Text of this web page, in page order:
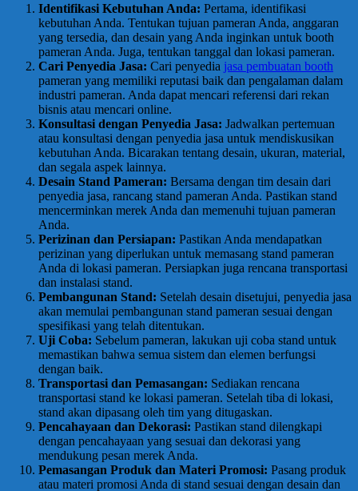
Identifikasi Kebutuhan Anda: Pertama, identifikasi
kebutuhan Anda. Tentukan tujuan pameran Anda, anggaran
yang tersedia, dan desain yang Anda inginkan untuk booth
pameran Anda. Juga, tentukan tanggal dan lokasi pameran.
Cari Penyedia Jasa: Cari penyedia jasa pembuatan booth
pameran yang memiliki reputasi baik dan pengalaman dalam
industri pameran. Anda dapat mencari referensi dari rekan
bisnis atau mencari online.
Konsultasi dengan Penyedia Jasa: Jadwalkan pertemuan
atau konsultasi dengan penyedia jasa untuk mendiskusikan
kebutuhan Anda. Bicarakan tentang desain, ukuran, material,
dan segala aspek lainnya.
Desain Stand Pameran: Bersama dengan tim desain dari
penyedia jasa, rancang stand pameran Anda. Pastikan stand
mencerminkan merek Anda dan memenuhi tujuan pameran
Anda.
Perizinan dan Persiapan: Pastikan Anda mendapatkan
perizinan yang diperlukan untuk memasang stand pameran
Anda di lokasi pameran. Persiapkan juga rencana transportasi
dan instalasi stand.
Pembangunan Stand: Setelah desain disetujui, penyedia jasa
akan memulai pembangunan stand pameran sesuai dengan
spesifikasi yang telah ditentukan.
Uji Coba: Sebelum pameran, lakukan uji coba stand untuk
memastikan bahwa semua sistem dan elemen berfungsi
dengan baik.
Transportasi dan Pemasangan: Sediakan rencana
transportasi stand ke lokasi pameran. Setelah tiba di lokasi,
stand akan dipasang oleh tim yang ditugaskan.
Pencahayaan dan Dekorasi: Pastikan stand dilengkapi
dengan pencahayaan yang sesuai dan dekorasi yang
mendukung pesan merek Anda.
Pemasangan Produk dan Materi Promosi: Pasang produk
atau materi promosi Anda di stand sesuai dengan desain dan